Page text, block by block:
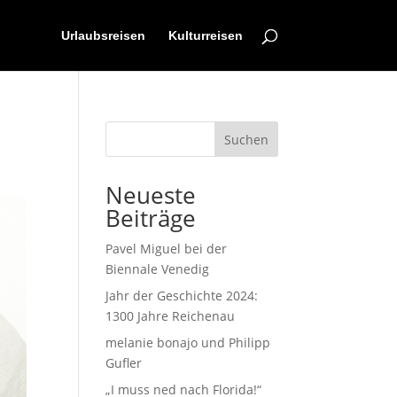
Urlaubsreisen Kulturreisen
Suchen
Neueste
Beiträge
Pavel Miguel bei der
Biennale Venedig
Jahr der Geschichte 2024:
1300 Jahre Reichenau
melanie bonajo und Philipp
Gufler
„I muss ned nach Florida!“